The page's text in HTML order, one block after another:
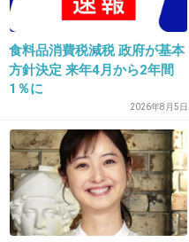
20. 匿名 2014/06/16(月) 17:07:31
以前、人間活動を頑
な人になった印象
出典：www.zakzak.co.jp
食料品消費税減税 政府が基本
方針決定 来年4月から2年間
1％に
2026年8月5日